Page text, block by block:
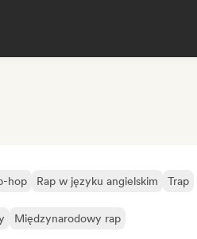
hop Rap w języku angielskim Trap
Międzynarodowy rap